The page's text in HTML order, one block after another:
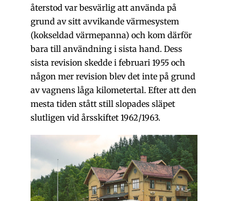
återstod var besvärlig att använda på
grund av sitt avvikande värmesystem
(kokseldad värmepanna) och kom därför
bara till användning i sista hand. Dess
sista revision skedde i februari 1955 och
någon mer revision blev det inte på grund
av vagnens låga kilometertal. Efter att den
mesta tiden stått still slopades släpet
slutligen vid årsskiftet 1962/1963.